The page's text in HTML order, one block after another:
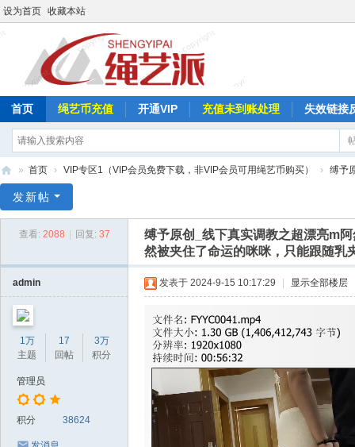
设为首页 收藏本站
首页 绳艺币充值 开通VIP 充值未到账处理 失效链接
艺
» 首页 › VIP专区1（VIP会员免费下载，非VIP会员可用绳艺币购买） › 缚予
发新帖
查看: 2088 回复: 37
缚予原创_线下真实调教之超漂亮m
然被夹住了命运的咪咪，只能跟随乳
admin
1万
主题
17
回帖
3万
积分
管理员
积分 38624
发表于 2024-9-15 10:17:29 显示全部楼层